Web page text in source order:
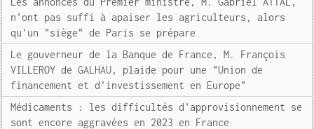
n'ont pas suffi à apaiser les agriculteurs, alors
qu'un "siège" de Paris se prépare
Le gouverneur de la Banque de France, M. François
VILLEROY de GALHAU, plaide pour une "Union de
financement et d'investissement en Europe"
Médicaments : les difficultés d'approvisionnement se
sont encore aggravées en 2023 en France